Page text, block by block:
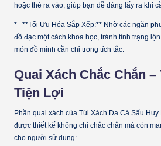
hoặc thẻ ra vào, giúp bạn dễ dàng lấy ra khi
* **Tối Ưu Hóa Sắp Xếp:** Nhờ các ngăn
đồ đạc một cách khoa học, tránh tình trạng
món đồ mình cần chỉ trong tích tắc.
Quai Xách Chắc Chắn –
Tiện Lợi
Phần quai xách của Túi Xách Da Cá Sấu
được thiết kế không chỉ chắc chắn mà còn
cho người sử dụng: